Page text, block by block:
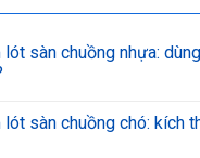
lót sàn chuồng nhựa:
lót sàn chuồng chó: kích